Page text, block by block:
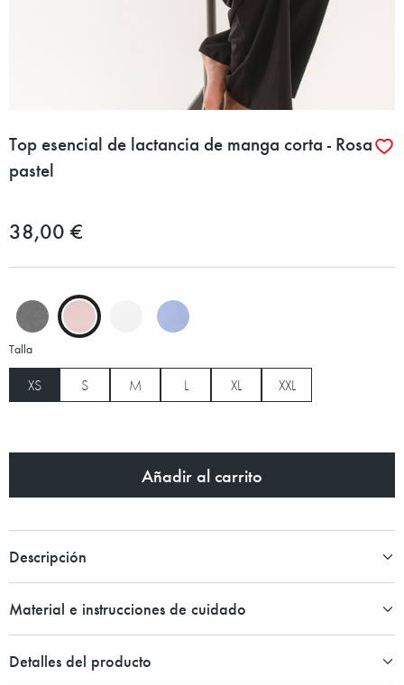
Top esencial de lactancia de manga corta - Rosa
pastel
38,00 €
Talla
XS S M L XL XXL
Añadir al carrito
Descripción
Material e instrucciones de cuidado
Detalles del producto